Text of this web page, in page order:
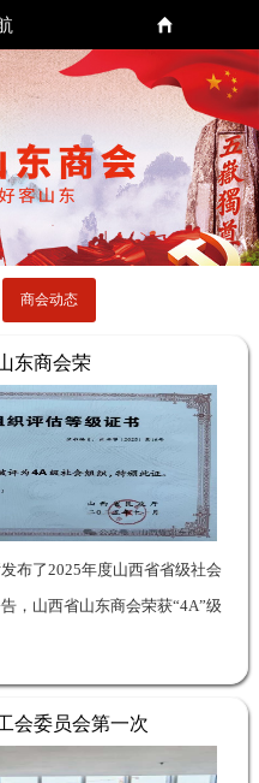
商会动态
东商会荣
布了2025年度山西省省级社会
，山西省山东商会荣获“4A”级
我会成立以来首次申请全省性
会委员会第一次
召开